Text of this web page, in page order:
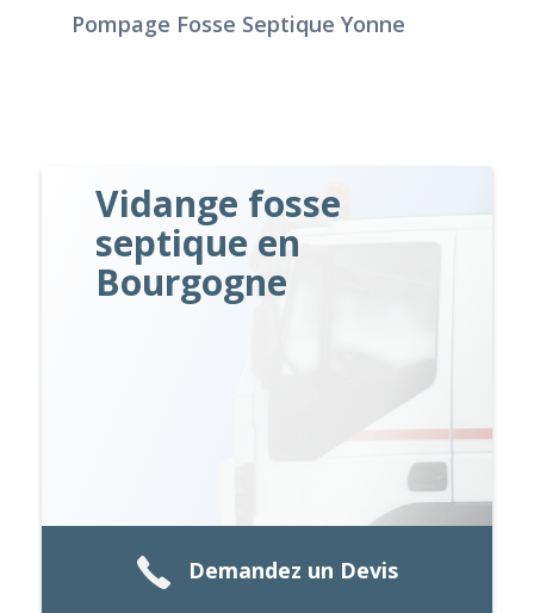
Pompage Fosse Septique Yonne
Vidange fosse
septique en
Bourgogne
Demandez un Devis